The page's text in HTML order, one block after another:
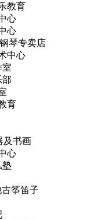
教育
心
心
琴专卖店
中心
室
部
育
及书画
心
塾
古筝笛子